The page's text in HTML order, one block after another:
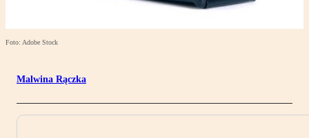
Foto: Adobe Stock
Malwina Rączka